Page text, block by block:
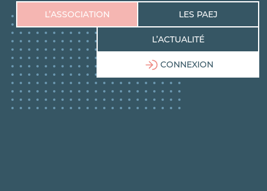
L’ASSOCIATION LES PAEJ
L’ACTUALITÉ
CONNEXION